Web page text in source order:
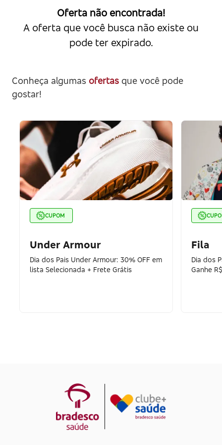
Oferta não encontrada!
A oferta que você busca não existe ou
pode ter expirado.
Conheça algumas ofertas que você pode
gostar!
CUPOM
Under Armour
Dia dos Pais Under Armour: 30% OFF em
lista Selecionada + Frete Grátis
Fila
Dia dos
Ganhe